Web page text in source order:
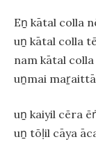
Eṉ kātal colla
uṉ kātal colla
nam kātal
uṉmai
uṉ kaiyil cēra
uṉ tōḷil cāya